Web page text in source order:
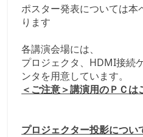
ポスター発表については本
ります
各講演会場には、
プロジェクタ、HDMI接続
ンタを用意しています。
＜ご注意＞講演用のＰＣ
プロジェクター投影につい